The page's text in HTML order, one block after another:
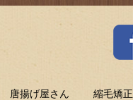
唐揚げ屋さん 縮毛矯正